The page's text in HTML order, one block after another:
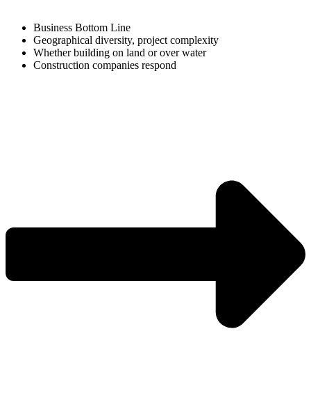
Business Bottom Line
Geographical diversity, project complexity
Whether building on land or over water
Construction companies respond